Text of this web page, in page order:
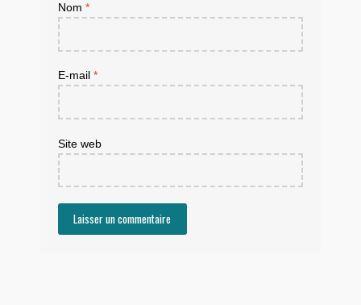
Nom *
E-mail *
Site web